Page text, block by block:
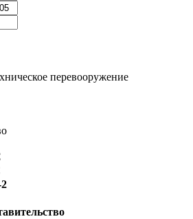
перевооружение